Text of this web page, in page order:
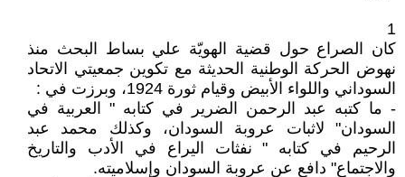
1
كان الصراع حول قضية الهويّة علي بساط البحث منذ
نهوض الحركة الوطنية الحديثة مع تكوين جمعيتي الاتحاد
السوداني واللواء الأبيض وقيام ثورة 1924، وبرزت في :
- ما كتبه عبد الرحمن الضرير في كتابه " العربية في
السودان" لاثبات عروبة السودان، وكذلك محمد عبد
الرحيم في كتابه " نفثات اليراع في الأدب والتاريخ
والاجتماع" دافع عن عروبة السودان وإسلاميته.